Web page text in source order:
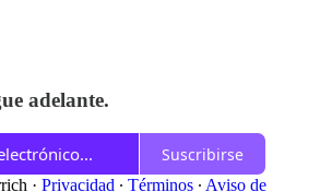
adelante.
Suscribirse
· Privacidad ∙ Términos ∙ Aviso de